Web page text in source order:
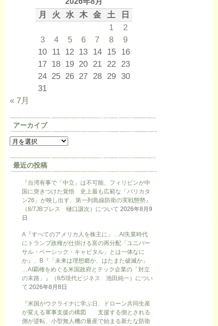
月 火 水 木 金 土
日
1
2
3
4 5 6 7 8
9
10 11 12 13 14 15
16
17 18 19 20 21 22
23
24 25 26 27 28 29 30
31
« 7月
アーカイブ
最近の投稿
『台湾有事で「中立」は不可能、フィリピンが中
国に突きつけた覚悟 史上最も広範な「バリカタ
ン26」が映し出す、第一列島線防衛の実戦態勢』
（8/7JBプレス 樋口譲次）について 2026年8月9
日
A『すべてのアメリカ人を株主に」…AI失業時代
にトランプ政権が仕掛ける富の再分配「ユニバー
サル・ベーシック・キャピタル」とは一体なに
か』、B『「未来は理想郷か、はたまた破滅か」
…AI覇権をめぐる米国政府とテック企業の「対立
の末路」』（8/5現代ビジネス 池田純一）につい
て 2026年8月8日
『米国がウクライナに学ぶ日、ドローン共同生産
が変える軍事支援の構図 支援する側とされる
側が逆転、小型無人機の量産で始まる新たな防衛